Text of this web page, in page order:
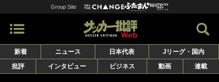
Group Site
新着 ニュース 日本代表
Jリーグ・国内
批評
インタビュー ビジネス 動画 連載